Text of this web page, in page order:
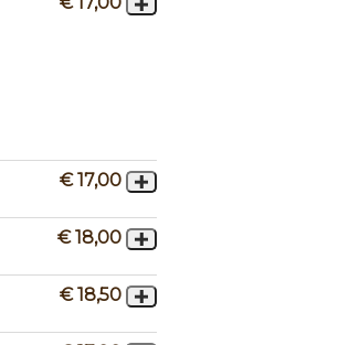
€ 17,00
€ 18,00
€ 18,50